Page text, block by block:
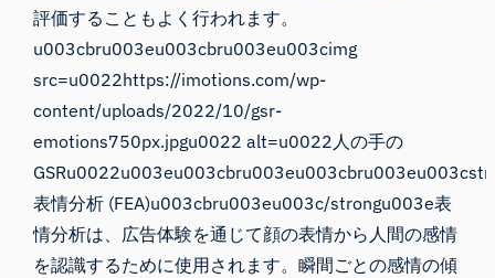
評価することもよく行われます。
u003cbru003eu003cbru003eu003cimg
src=u0022https://imotions.com/wp-
content/uploads/2022/10/gsr-
emotions750px.jpgu0022 alt=u0022人の手の
表情分析 (FEA)u003cbru003eu003c/strongu003e表
情分析は、広告体験を通じて顔の表情から人間の感情
を認識するために使用されます。瞬間ごとの感情の傾